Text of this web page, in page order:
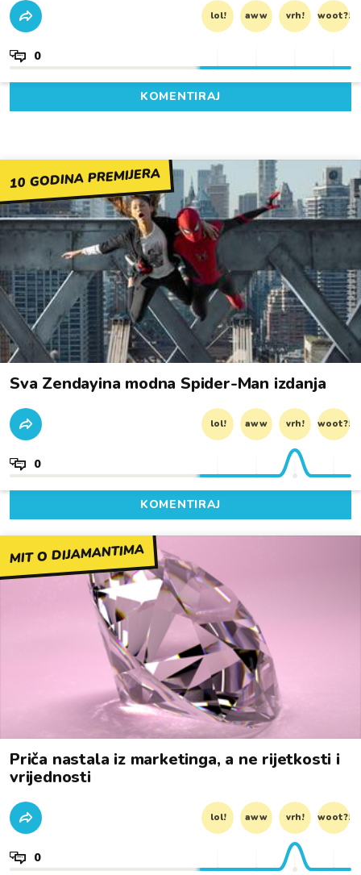
lol! aww vrh! woot?!
0
KOMENTIRAJ
10 GODINA PREMIJERA
Sva Zendayina modna Spider-Man izdanja
lol! aww vrh! woot?!
0
KOMENTIRAJ
MIT O DIJAMANTIMA
Priča nastala iz marketinga, a ne rijetkosti i
vrijednosti
lol! aww vrh! woot?!
0